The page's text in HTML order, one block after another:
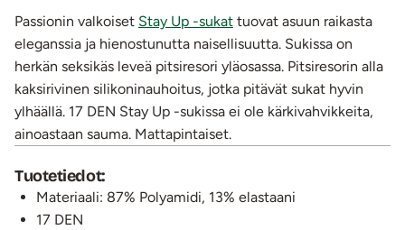
Passionin valkoiset Stay Up -sukat tuovat asuun raikasta
eleganssia ja hienostunutta naisellisuutta. Sukissa on
herkän seksikäs leveä pitsiresori yläosassa. Pitsiresorin alla
kaksirivinen silikoninauhoitus, jotka pitävät sukat hyvin
ylhäällä. 17 DEN Stay Up -sukissa ei ole kärkivahvikkeita,
ainoastaan sauma. Mattapintaiset.
Tuotetiedot:
Materiaali: 87% Polyamidi, 13% elastaani
17 DEN